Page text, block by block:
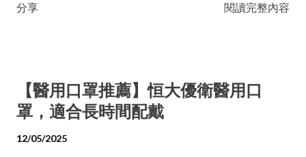
分享 閱讀完整內容
【醫用口罩推薦】恒大優衛醫用口
罩，適合長時間配戴
12/05/2025